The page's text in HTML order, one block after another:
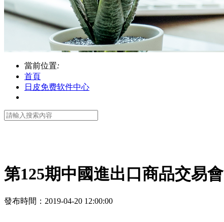
當前位置:
首頁
日皮免费软件中心
第125期中國進出口商品交易會
發布時間 ：2019-04-20 12:00:00